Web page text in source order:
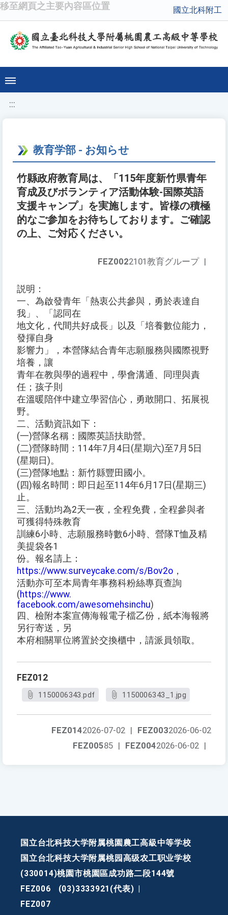
移至網頁之主要內容區位置 國立北科附工
:::
教育学部 - お知らせ
竹縣政府教育局は、「115年度新竹県青年
育成及びボランティア活動体験-国際英語
支援キャンプ」を実施します。皆様の積極
的なご参加をお待ちしております。ご確認
の上、ご対応ください。
FEZ0022101教育グループ |
説明：
一、為啟發青年「熱衷公共參與，勇於表達自
我」、「認同在
地文化，代間共好成長」以及「培養數位能力，
發揮自身
影響力」，本營隊結合青年志願服務與國際視野
培養，讓
青年在教與學的過程中，學會溝通、同理與責
任；孩子則
在溫暖陪伴中建立學習信心，勇敢開口、拓展視
野。
二、活動資訊如下：
(一)營隊名稱：國際英語扶助營。
(二)營隊時間：114年7月4日(星期六)至7月5日
(星期日)。
(三)營隊地點：新竹縣豐田國小。
(四)報名時間：即日起至114年6月17日(星期三)
止。
三、活動均為2天一夜，全程免費，全程參與者
可獲得特殊教育
訓練6小時、志願服務時數6小時、營隊T恤及精
美提袋各1
份。報名請上：
https://www.surveycake.com/s/Bov2o ，
活動亦可至本局青年事務科粉絲專頁查詢
(https://www.
facebook.com/awesomehsinchu)
四、檢附本案宣傳海報電子檔乙份，紙本海報將
另行寄送，另
本府相關單位將置於交換櫃中，請派員領取。
FEZ012
1150006343.pdf 1150006343_1.jpg
FEZ0032026-06-02
FEZ0142026-07-02 |
FEZ0042026-06-02 |
FEZ00585 |
国立台北科技大学附属桃園農工高級中等学校
国立台北科技大学附属桃园高级农工职业学校
(330014)桃園市桃園區成功路二段144號
FEZ006
(03)3333921(代表)
FEZ007